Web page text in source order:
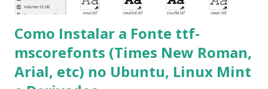
Como Instalar a Fonte ttf-
mscorefonts (Times New Roman,
Arial, etc) no Ubuntu, Linux Mint